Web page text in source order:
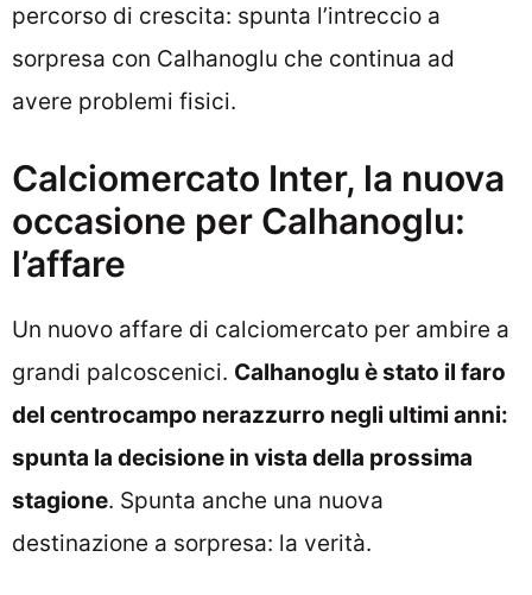
percorso di crescita: spunta l’intreccio a
sorpresa con Calhanoglu che continua ad
avere problemi fisici.
Calciomercato Inter, la nuova
occasione per Calhanoglu:
l’affare
Un nuovo affare di calciomercato per ambire a
grandi palcoscenici. Calhanoglu è stato il faro
del centrocampo nerazzurro negli ultimi anni:
spunta la decisione in vista della prossima
stagione. Spunta anche una nuova
destinazione a sorpresa: la verità.